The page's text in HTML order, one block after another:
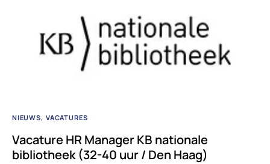
NIEUWS VACATURES
Vacature HR Manager KB nationale
bibliotheek (32-40 uur / Den Haag)